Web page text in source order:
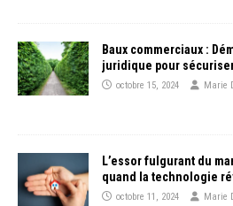
Baux commerciaux :
juridique pour
octobre 15, 2024 Marie
L’essor fulgurant du
quand la technologie
octobre 11, 2024 Marie